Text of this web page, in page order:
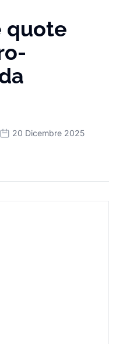
quote
20 Dicembre 2025